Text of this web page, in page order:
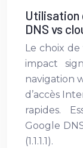
Utilisation
DNS vs
Le choix
impact
navigation
d’accès
rapides.
Google
(1.1.1.1).